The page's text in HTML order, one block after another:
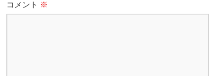
コメント ※